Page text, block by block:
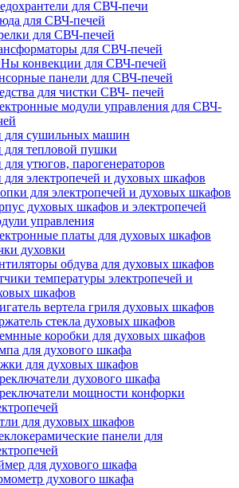
для СВЧ-печи
для СВЧ-печей
для СВЧ-печей
для СВЧ-печей
конвекции для СВЧ-печей
панели для СВЧ-печей
для чистки СВЧ- печей
модули управления для СВЧ-
для сушильных машин
для тепловой пушки
для утюгов, парогенераторов
для электропечей и духовых шкафов
для электропечей и духовых шкафов
духовых шкафов и электропечей
управления
платы для духовых шкафов
духовки
обдува для духовых шкафов
температуры электропечей и
шкафов
вертела гриля духовых шкафов
стекла духовых шкафов
коробки для духовых шкафов
для духового шкафа
для духовых шкафов
духового шкафа
мощности конфорки
для духовых шкафов
панели для
для духового шкафа
духового шкафа